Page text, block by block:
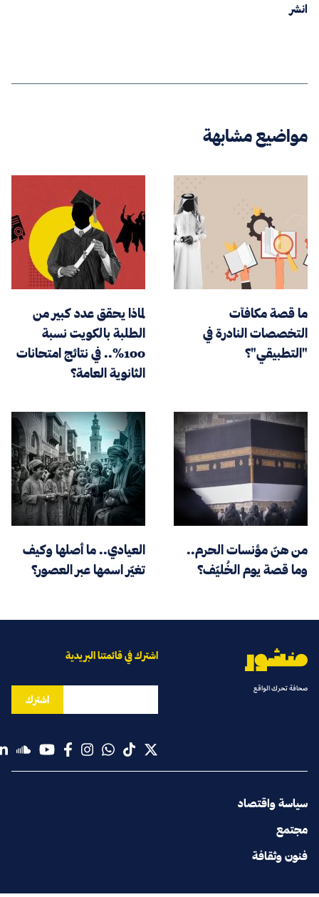
انشر
مواضيع مشابهة
ما قصة مكافآت
التخصصات النادرة في
"التطبيقي"؟
لماذا يحقق عدد كبير من
الطلبة بالكويت نسبة
100%.. في نتائج امتحانات
الثانوية العامة؟
من هنّ مؤنسات الحرم..
وما قصة يوم الخُليّف؟
العيادي.. ما أصلها وكيف
تغيّر اسمها عبر العصور؟
صحافة تحرك الواقع
سياسة واقتصاد
مجتمع
فنون وثقافة
اشترك في قائمتنا البريدية
اشترك